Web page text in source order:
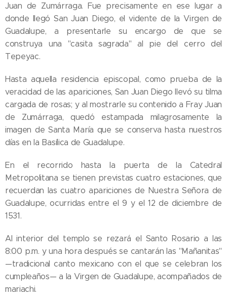
Juan de Zumárraga. Fue precisamente en ese lugar a
donde llegó San Juan Diego, el vidente de la Virgen de
Guadalupe, a presentarle su encargo de que se
construya una "casita sagrada" al pie del cerro del
Tepeyac.
Hasta aquella residencia episcopal, como prueba de la
veracidad de las apariciones, San Juan Diego llevó su tilma
cargada de rosas; y al mostrarle su contenido a Fray Juan
de Zumárraga, quedó estampada milagrosamente la
imagen de Santa María que se conserva hasta nuestros
días en la Basílica de Guadalupe.
En el recorrido hasta la puerta de la Catedral
Metropolitana se tienen previstas cuatro estaciones, que
recuerdan las cuatro apariciones de Nuestra Señora de
Guadalupe, ocurridas entre el 9 y el 12 de diciembre de
1531.
Al interior del templo se rezará el Santo Rosario a las
8:00 p.m. y una hora después se cantarán las "Mañanitas"
—tradicional canto mexicano con el que se celebran los
cumpleaños— a la Virgen de Guadalupe, acompañados de
mariachi.